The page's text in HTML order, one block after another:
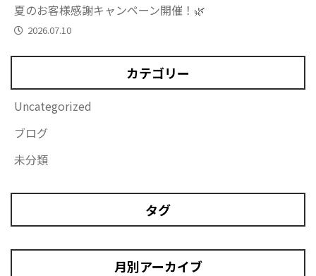
夏のお客様感謝キャンペーン開催！🌿
2026.07.10
カテゴリー
Uncategorized
ブログ
未分類
タグ
月別アーカイブ